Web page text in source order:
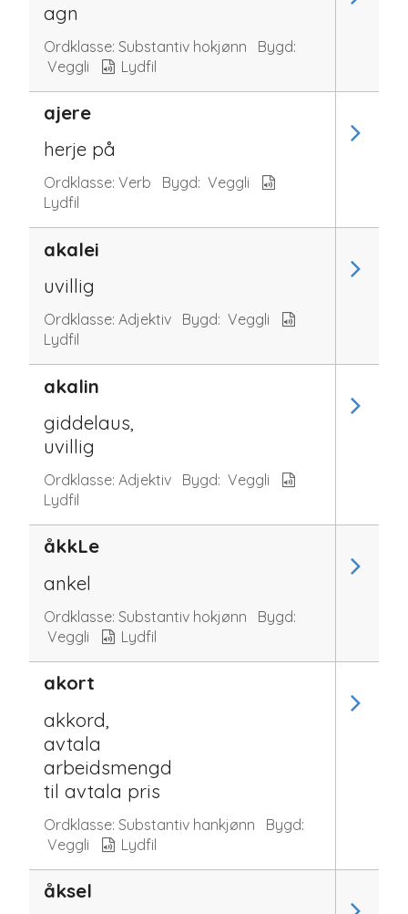
agn
Ordklasse: Substantiv hokjønn
Bygd:
Veggli
Lydfil
ajere
herje på
Ordklasse: Verb Bygd: Veggli
Lydfil
akalei
uvillig
Ordklasse: Adjektiv Bygd: Veggli
Lydfil
akalin
giddelaus,
uvillig
Ordklasse: Adjektiv Bygd: Veggli
Lydfil
åkkLe
ankel
Ordklasse: Substantiv hokjønn
Bygd:
Veggli
Lydfil
akort
akkord,
avtala
arbeidsmengd
til avtala pris
Ordklasse: Substantiv hankjønn
Bygd:
Veggli
Lydfil
åksel